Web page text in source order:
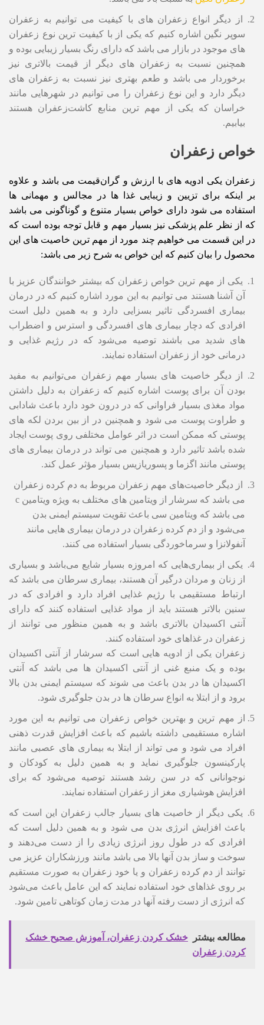
از دیگر انواع زعفران های با کیفیت می توانیم به زعفران
سوپر نگین اشاره کنیم که یکی از با کیفیت ترین نوع زعفران
های موجود در بازار می باشد که دارای رنگ بسیار زیبایی بوده و
همچنین نسبت به زعفران های دیگر از قیمت بالاتری نیز
برخوردار می باشد و طعم بهتری نیز نسبت به زعفران های
دیگر دارد و این نوع زعفران را می توانیم در شهرهایی مانند
خراسان که یکی از مهم ترین منابع کاشت‌زعفران هستند
بیابیم.
خواص زعفران
زعفران یکی ادویه های با ارزش و گران‌قیمت می باشد و علاوه
بر اینکه برای تزیین و زیبایی غذا ها در مجالس و مهمانی ها
استفاده می شود دارای خواص بسیار متنوع و گوناگونی می باشد
که از نظر علم پزشکی نیز بسیار مهم و قابل توجه بوده است که
در این قسمت می خواهیم چند مورد از مهم ترین خاصیت های این
محصول را بیان کنیم که این خواص به شرح زیر می باشد:
یکی از مهم ترین خواص زعفران که بیشتر خوانندگان عزیز با
آن آشنا هستند می توانیم به این مورد اشاره کنیم که در درمان
بیماری افسردگی تاثیر بسزایی دارد و به همین دلیل است
افرادی که دچار بیماری های افسردگی و استرس و اضطراب
های شدید می باشند توصیه می‌شود که در رژیم غذایی و
درمانی خود از زعفران استفاده نمایند.
از دیگر خاصیت های بسیار مهم زعفران می‌توانیم به مفید
بودن آن برای پوست اشاره کنیم که زعفران به دلیل داشتن
مواد مغذی بسیار فراوانی که در درون خود دارد باعث شادابی
و طراوت پوست می شود و همچنین در از بین بردن لکه های
پوستی که ممکن است در اثر عوامل مختلفی روی پوست ایجاد
شده باشد تاثیر دارد و همچنین می تواند در درمان بیماری های
پوستی مانند اگزما و پسوریازیس بسیار مؤثر عمل کند.
از دیگر خاصیت‌های مهم زعفران مربوط به دم کرده زعفران
می باشد که سرشار از ویتامین های مختلف به ویژه ویتامین c
می باشد که ویتامین سی باعث تقویت سیستم ایمنی بدن
می‌شود و از دم کرده زعفران در درمان بیماری هایی مانند
آنفولانزا و سرماخوردگی بسیار استفاده می کنند.
یکی از بیماری‌هایی که امروزه بسیار شایع می‌باشد و بسیاری
از زنان و مردان درگیر آن هستند، بیماری سرطان می باشد که
ارتباط مستقیمی با رژیم غذایی افراد دارد و افرادی که در
سنین بالاتر هستند باید از مواد غذایی استفاده کنند که دارای
آنتی اکسیدان بالاتری باشد و به همین منظور می توانند از
زعفران در غذاهای خود استفاده کنند.
زعفران یکی از ادویه هایی است که سرشار از آنتی اکسیدان
بوده و یک منبع غنی از آنتی اکسیدان ها می باشد که آنتی
اکسیدان ها در بدن باعث می شوند که سیستم ایمنی بدن بالا
برود و از ابتلا به انواع سرطان ها در بدن جلوگیری شود.
از مهم ترین و بهترین خواص زعفران می توانیم به این مورد
اشاره مستقیمی داشته باشیم که باعث افزایش قدرت ذهنی
افراد می شود و می تواند از ابتلا به بیماری های عصبی مانند
پارکینسون جلوگیری نماید و به همین دلیل به کودکان و
نوجوانانی که در سن رشد هستند توصیه می‌شود که برای
افزایش هوشیاری مغز از زعفران استفاده نمایند.
یکی دیگر از خاصیت های بسیار جالب زعفران این است که
باعث افزایش انرژی بدن می شود و به همین دلیل است که
افرادی که در طول روز انرژی زیادی را از دست می‌دهند و
سوخت و ساز بدن آنها بالا می باشد مانند ورزشکاران عزیز می
توانند از دم کرده زعفران و یا خود زعفران به صورت مستقیم
بر روی غذاهای خود استفاده نمایند که این عامل باعث می‌شود
که انرژی از دست رفته آنها در مدت زمان کوتاهی تامین شود.
مطالعه بیشتر
خشک کردن زعفران، آموزش صحیح خشک
کردن زعفران